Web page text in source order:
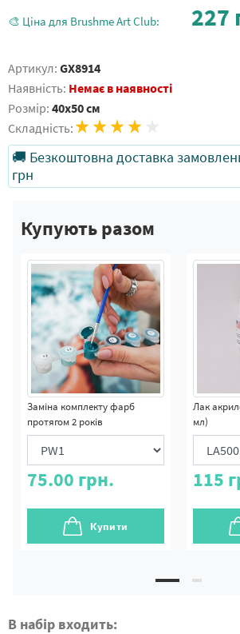
🎨 Ціна для Brushme Art Club: 227
Артикул: GX8914
Наявність: Немає в наявності
Розмір: 40x50 см
Складність:
🚚 Безкоштовна доставка
грн
Купують разом
Заміна комплекту фарб
протягом 2 років
75.00 грн.
Купити
Лак
мл)
115
В набір входить: